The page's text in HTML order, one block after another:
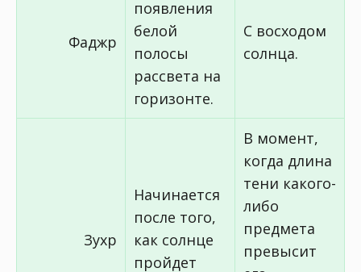
Фаджр
появления
белой
полосы
рассвета на
горизонте.
С восходом
солнца.
Зухр
Начинается
после того,
как солнце
пройдет
В момент,
когда длина
тени какого-
либо
предмета
превысит